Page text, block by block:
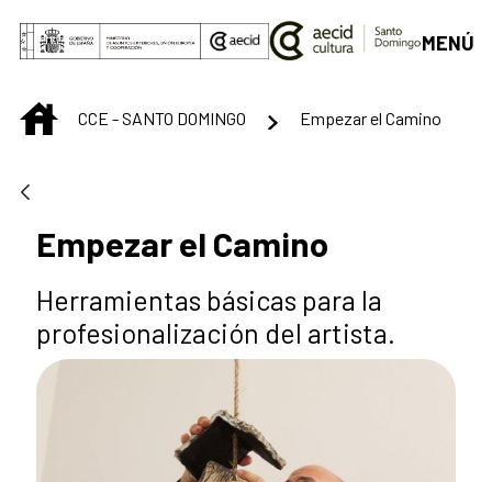
Saltar al contenido principal
MENÚ
INICIOCCE - SANTO DOMINGO Empezar el Camino
Empezar el Camino
Herramientas básicas para la
profesionalización del artista.